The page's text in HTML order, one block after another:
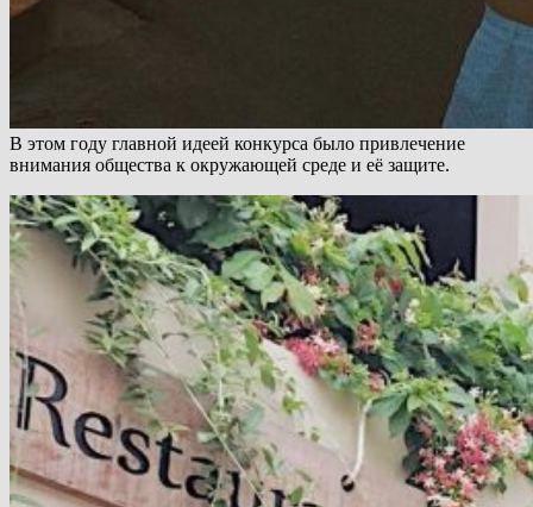
В этом году главной идеей конкурса было привлечение
внимания общества к окружающей среде и её защите.